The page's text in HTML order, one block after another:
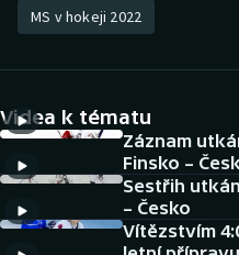
Atletika
DALŠÍ SPORTY
Americký fotbal
Baseball a softbal
NEPŘEHLÉDNĚTE
MS v hokeji 2022
Videa k tématu
Záznam
Finsko –
Sestřih
– Česko
Vítězstvím